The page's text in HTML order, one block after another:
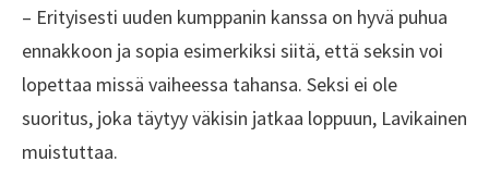
– Erityisesti uuden kumppanin kanssa on hyvä puhua
ennakkoon ja sopia esimerkiksi siitä, että seksin voi
lopettaa missä vaiheessa tahansa. Seksi ei ole
suoritus, joka täytyy väkisin jatkaa loppuun, Lavikainen
muistuttaa.